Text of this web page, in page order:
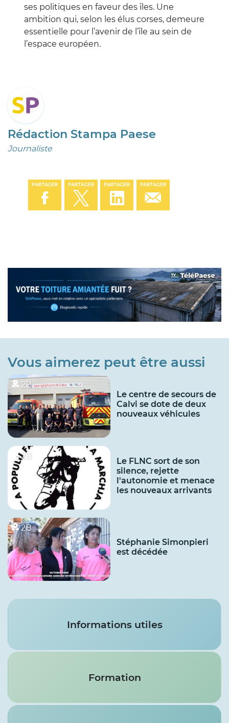
ses politiques en faveur des îles. Une
ambition qui, selon les élus corses, demeure
essentielle pour l’avenir de l’île au sein de
l’espace européen.
Rédaction Stampa Paese
Journaliste
Vous aimerez peut être aussi
2B
Le centre de secours de
Calvi se dote de deux
nouveaux véhicules
2B
Le FLNC sort de son
silence, rejette
l'autonomie et menace
les nouveaux arrivants
2B
Stéphanie Simonpieri
est décédée
Services
Informations utiles
Formation